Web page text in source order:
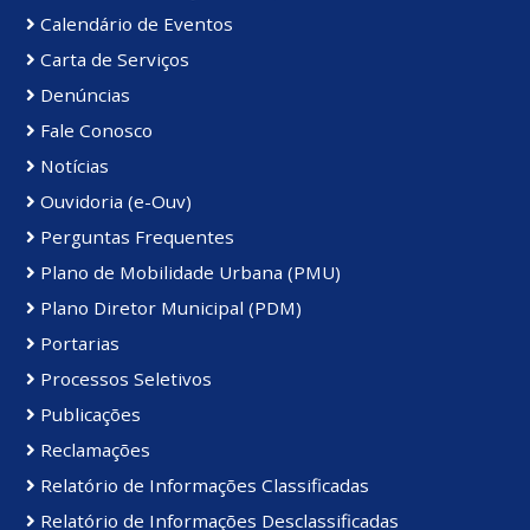
Calendário de Eventos
Carta de Serviços
Denúncias
Fale Conosco
Notícias
Ouvidoria (e-Ouv)
Perguntas Frequentes
Plano de Mobilidade Urbana (PMU)
Plano Diretor Municipal (PDM)
Portarias
Processos Seletivos
Publicações
Reclamações
Relatório de Informações Classificadas
Relatório de Informações Desclassificadas